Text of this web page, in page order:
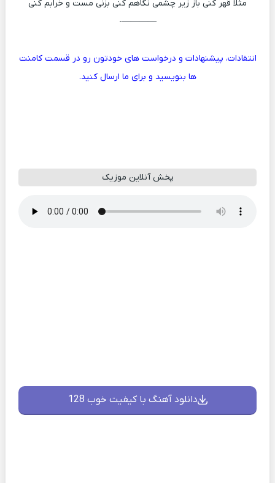
مثلا قهر کنی باز زیر چشمی نگاهم کنی بزنی مست و خرابم کنی
————-
انتقادات، پیشنهادات و درخواست های خودتون رو در قسمت کامنت
ها بنویسید و برای ما ارسال کنید.
پخش آنلاین موزیک
دانلود آهنگ با کیفیت خوب 128